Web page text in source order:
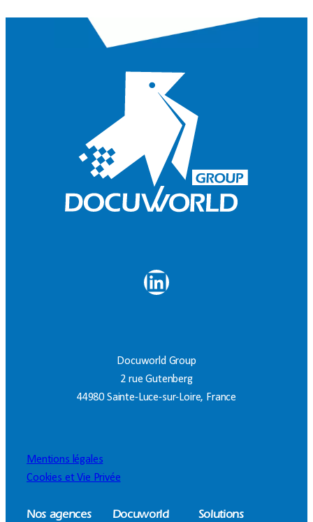
LinkedIn
Docuworld Group
2 rue Gutenberg
44980 Sainte-Luce-sur-Loire, France
Mentions légales
Cookies et Vie Privée
Nos agences Docuworld Solutions